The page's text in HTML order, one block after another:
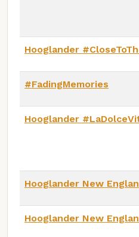
Hooglander
#FadingMemories
Hooglander
Hooglander New
Hooglander New